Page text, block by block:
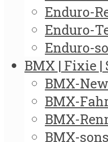
Enduro-
Enduro-
Enduro-
BMX | Fixie |
BMX-
BMX-
BMX-
BMX-